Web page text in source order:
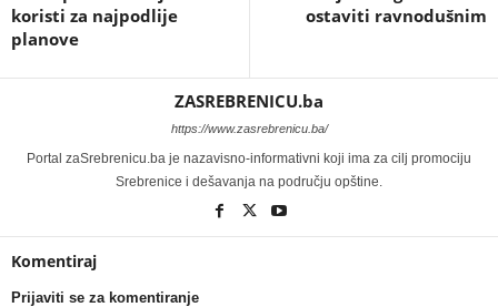
koristi za najpodlije
planove
ostaviti ravnodušnim
ZASREBRENICU.ba
https://www.zasrebrenicu.ba/
Portal zaSrebrenicu.ba je nazavisno-informativni koji ima za cilj promociju
Srebrenice i dešavanja na području opštine.
Komentiraj
Prijaviti se za komentiranje